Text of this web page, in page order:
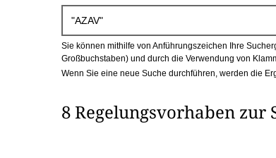
c
h
b
x
Sie können mithilfe von Anführungszeichen Ihre
Großbuchstaben) und durch die Verwendung von
Wenn Sie eine neue Suche durchführen, werden die
8 Regelungsvorhaben zur